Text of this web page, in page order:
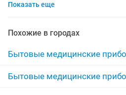
комплект
кислородный концентратор
вода портативный для
Показать еще
Похожие в городах
Бытовые медицинские
Бытовые медицинские